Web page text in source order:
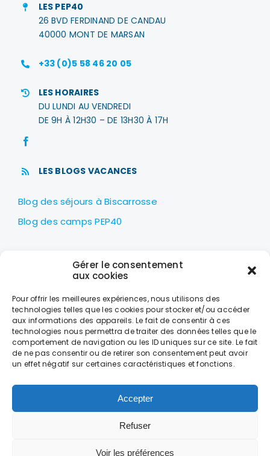
Gérer le consentement
aux cookies
Pour offrir les meilleures expériences, nous utilisons des
technologies telles que les cookies pour stocker et/ou accéder
aux informations des appareils. Le fait de consentir à ces
technologies nous permettra de traiter des données telles que le
comportement de navigation ou les ID uniques sur ce site. Le fait
de ne pas consentir ou de retirer son consentement peut avoir
un effet négatif sur certaines caractéristiques et fonctions.
Accepter
Refuser
Voir les préférences
LES PEP40
26 BVD FERDINAND DE CANDAU
40000 MONT DE MARSAN
+33 (0)5 58 46 20 05
LES HORAIRES
DU LUNDI AU VENDREDI
DE 9H À 12H30 – DE 13H30 À 17H
LES BLOGS VACANCES
Blog des séjours à Biscarrosse
Blog des camps PEP40
LES PEP40
Centre nautique Jean Udaquiola
40600 BISCARROSSE
+33 (0)5 58 78 10 47
LES HORAIRES
DE 9H À 18H
MENTIONS LÉGALES
CONDITIONS GÉNÉRALES DE VENTE